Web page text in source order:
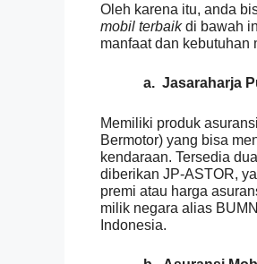
Oleh karena itu, anda
mobil terbaikdi bawah
manfaat dan kebutuhan
a. Jasaraharja
Memiliki produk
Bermotor) yang bisa
kendaraan. Tersedia
diberikan JP-ASTOR,
premi atau harga
milik negara alias
Indonesia.